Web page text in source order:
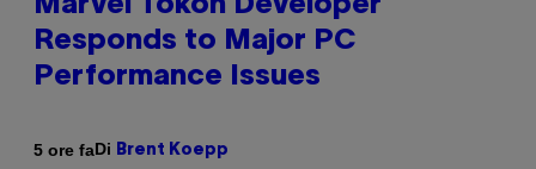
Marvel Tokon Developer
Responds to Major PC
Performance Issues
5 ore faDi Brent Koepp